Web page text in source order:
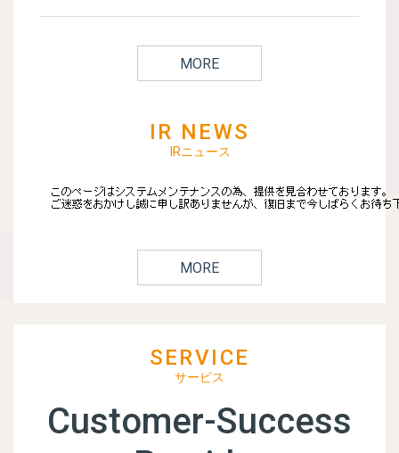
MORE
IR NEWS
IRニュース
MORE
SERVICE
サービス
Customer-Success